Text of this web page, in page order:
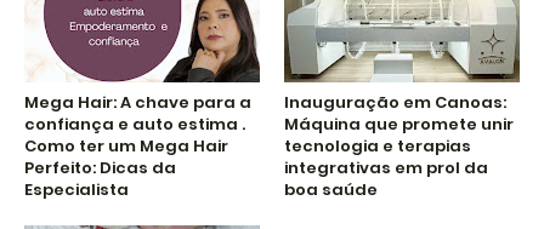
Mega Hair: A chave para a
confiança e auto estima .
Como ter um Mega Hair
Perfeito: Dicas da
Especialista
Inauguração em Canoas:
Máquina que promete unir
tecnologia e terapias
integrativas em prol da
boa saúde